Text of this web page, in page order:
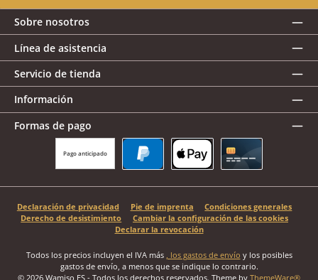
Sobre nosotros
Línea de asistencia
Servicio de tienda
Información
Formas de pago
Pago anticipado
Declaración de privacidad Pie de imprenta
Condiciones generales
Derecho de desistimiento
Cambiar la configuración de las cookies
Declarar la revocación
Todos los precios incluyen el IVA más , los gastos de envío y los posibles
gastos de envío, a menos que se indique lo contrario.
© 2026 Wamiso ES - Todos los derechos reservados. Theme by ThemeWare®